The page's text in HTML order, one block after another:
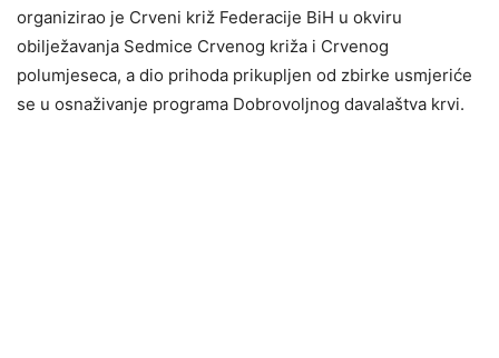
organizirao je Crveni križ Federacije BiH u okviru
obilježavanja Sedmice Crvenog križa i Crvenog
polumjeseca, a dio prihoda prikupljen od zbirke usmjeriće
se u osnaživanje programa Dobrovoljnog davalaštva krvi.